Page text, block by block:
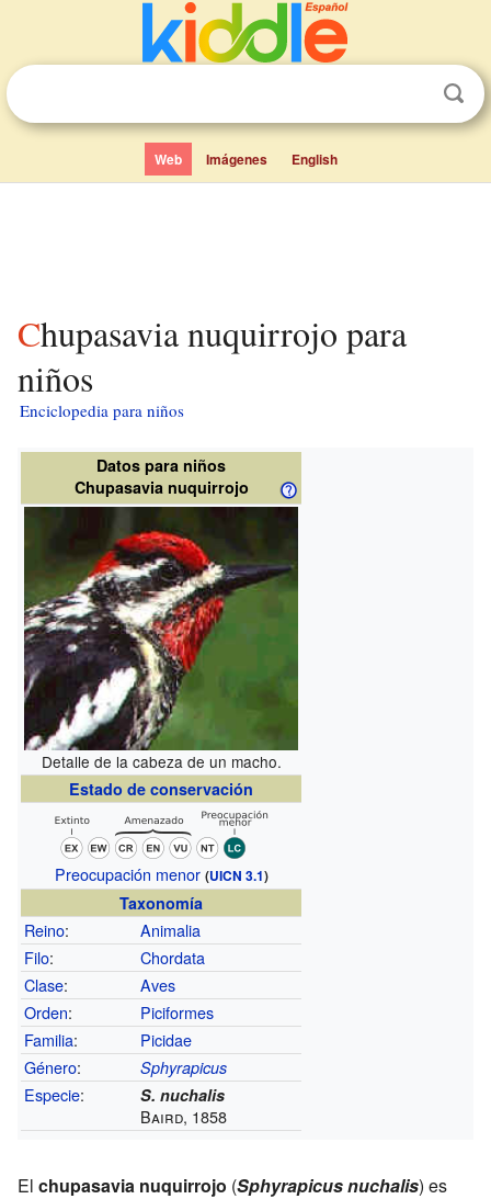
Web Imágenes English
Chupasavia nuquirrojo para
niños
Enciclopedia para niños
Datos para niños
Chupasavia nuquirrojo
Detalle de la cabeza de un macho.
Estado de conservación
Preocupación menor (UICN 3.1)
Taxonomía
Reino:
Animalia
Filo:
Chordata
Clase:
Aves
Orden:
Piciformes
Familia:
Picidae
Género: Sphyrapicus
Especie: S. nuchalis
Baird, 1858
El chupasavia nuquirrojo (Sphyrapicus nuchalis) es